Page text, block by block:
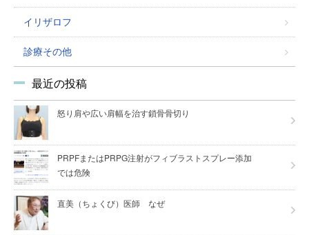
イリザロフ
診療その他
最近の投稿
怒り肩や広い肩幅を治す鎖骨骨切り
PRPFまたはPRPG注射がフィブラストスプレー添加
では危険
直美（ちょくび）医師 なぜ